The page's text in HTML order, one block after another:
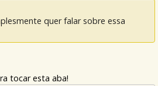
quer falar sobre essa
tocar esta aba!